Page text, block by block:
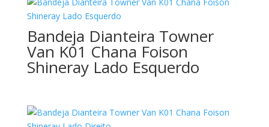
Bandeja Dianteira Towner
Van K01 Chana Foison
Shineray Lado Esquerdo